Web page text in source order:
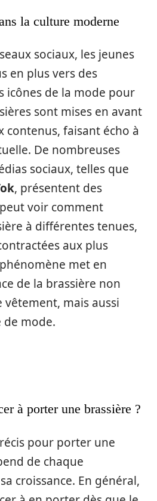
la culture moderne
sociaux, les jeunes
en plus vers des
icônes de la mode pour
sont mises en avant
contenus, faisant écho à
De nombreuses
sociaux, telles que
, présentent des
voir comment
à différentes tenues,
aux plus
met en
de la brassière non
mais aussi
de mode.
à porter une brassière ?
pour porter une
de chaque
croissance. En général,